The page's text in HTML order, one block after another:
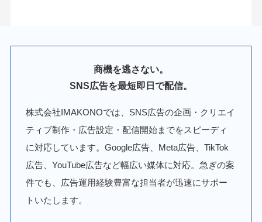
商機を逃さない。
SNS広告を最短即日で配信。
株式会社IMAKONOでは、SNS広告の企画・クリエイ
ティブ制作・広告設定・配信開始までをスピーディ
に対応しています。Google広告、Meta広告、TikTok
広告、YouTube広告など幅広い媒体に対応。急ぎの案
件でも、広告運用経験豊富な担当者が迅速にサポー
トいたします。